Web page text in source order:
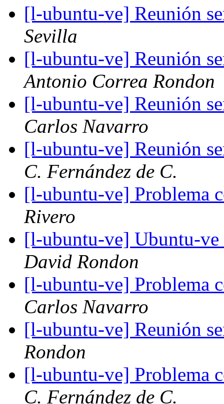
[l-ubuntu-ve] Reunión
Sevilla
[l-ubuntu-ve] Reunión
Antonio Correa Rondon
[l-ubuntu-ve] Reunión
Carlos Navarro
[l-ubuntu-ve] Reunión
C. Fernández de C.
[l-ubuntu-ve] Problema
Rivero
[l-ubuntu-ve] Ubuntu-ve
David Rondon
[l-ubuntu-ve] Problema
Carlos Navarro
[l-ubuntu-ve] Reunión
Rondon
[l-ubuntu-ve] Problema
C. Fernández de C.